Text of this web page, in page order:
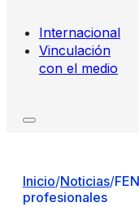
Internacional
Vinculación
con el medio
Inicio/Noticias/
profesionales